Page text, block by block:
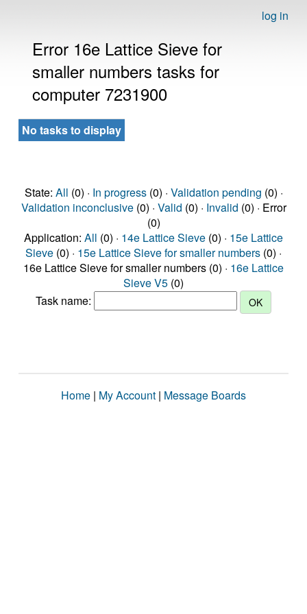
log in
Error 16e Lattice Sieve for
smaller numbers tasks for
computer 7231900
No tasks to display
State: All (0) · In progress(0) · Validation pending (0) ·
Validation inconclusive(0) · Valid (0) · Invalid (0) · Error
(0)
Application: All (0) · 14e Lattice Sieve (0) · 15e Lattice
Sieve (0) · 15e Lattice Sieve for smaller numbers (0) ·
16e Lattice Sieve for smaller numbers (0) · 16e Lattice
Sieve V5 (0)
Task name:
Home | My Account | Message Boards